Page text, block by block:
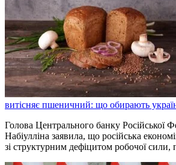
витісняє пшеничний: що обирають
Голова Центрального банку Російської
Набіулліна заявила, що російська
зі структурним дефіцитом робочої